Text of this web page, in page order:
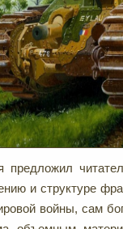
предложил
и структуре
войны, сам